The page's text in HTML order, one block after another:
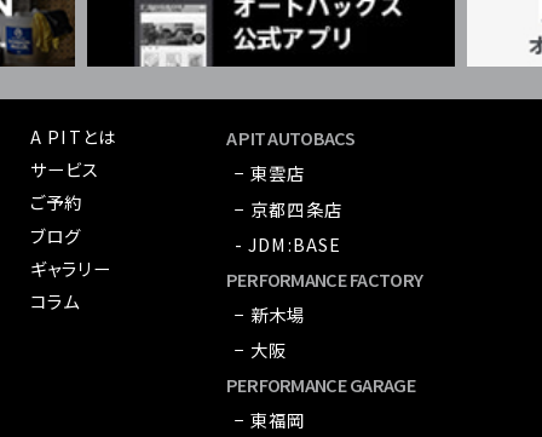
A PITとは
サービス
ご予約
ブログ
ギャラリー
コラム
A PIT AUTOBACS
− 東雲店
− 京都四条店
- JDM:BASE
PERFORMANCE FACTORY
− 新木場
− 大阪
PERFORMANCE GARAGE
− 東福岡